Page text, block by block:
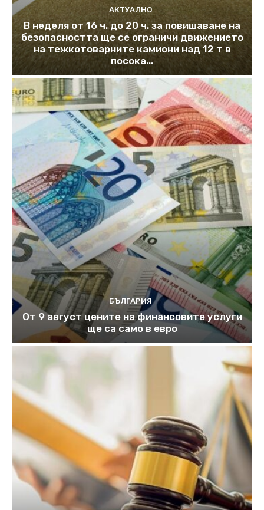
АКТУАЛНО
В неделя от 16 ч. до 20 ч. за повишаване на
безопасността ще се ограничи движението
на тежкотоварните камиони над 12 т в
посока...
БЪЛГАРИЯ
От 9 август цените на финансовите услуги
ще са само в евро